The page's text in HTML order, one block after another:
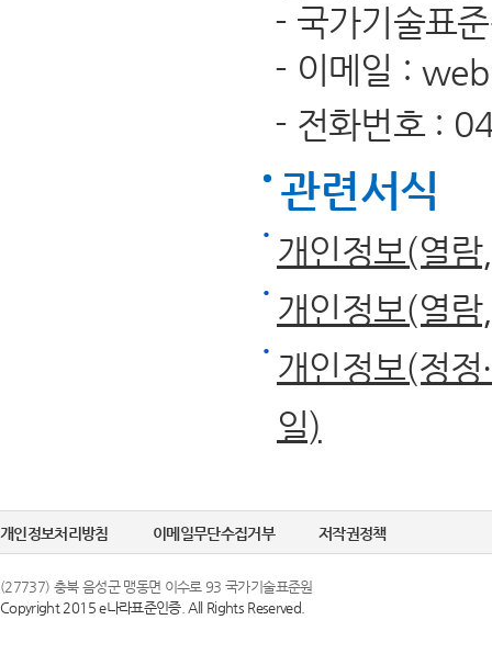
- 국가기술표
- 이메일 :
- 전화번호 :
관련서식
개인정보(열
개인정보(열
개인정보(정
일)
개인정보처리방침 이메일무단수집거부 저작권정책
(27737) 충북 음성군 맹동면 이수로 93 국가기술표준원
Copyright 2015 e나라표준인증. All Rights Reserved.